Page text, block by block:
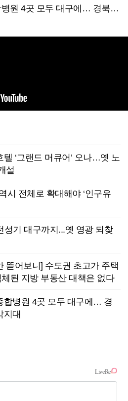
두 대구에… 경북은 골든타임 사각지대
‘그랜드 머큐어’ 오나…옛 노
설
시 전체로 확대해야 ‘인구유
성기 대구까지...옛 영광 되찾
뜯어보니] 수도권 초고가 주택
된 지방 부동산 대책은 없다
합병원 4곳 모두 대구에… 경
지대